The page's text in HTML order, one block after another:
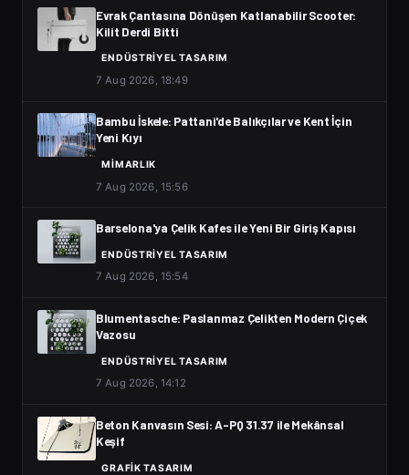
Evrak Çantasına Dönüşen Katlanabilir Scooter:
Kilit Derdi Bitti
ENDÜSTRIYEL TASARIM
7 Aug 2026, 18:49
Bambu İskele: Pattani'de Balıkçılar ve Kent İçin
Yeni Kıyı
MIMARLIK
7 Aug 2026, 15:56
Barselona'ya Çelik Kafes ile Yeni Bir Giriş Kapısı
ENDÜSTRIYEL TASARIM
7 Aug 2026, 15:54
Blumentasche: Paslanmaz Çelikten Modern Çiçek
Vazosu
ENDÜSTRIYEL TASARIM
7 Aug 2026, 14:12
Beton Kanvasın Sesi: A-PQ 31.37 ile Mekânsal
Keşif
GRAFIK TASARIM